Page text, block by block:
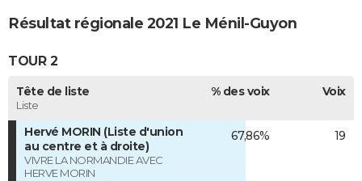
Résultat régionale 2021 Le Ménil-Guyon
TOUR 2
Tête de liste
Liste
% des voix Voix
Hervé MORIN (Liste d'union
au centre et à droite)
VIVRE LA NORMANDIE AVEC
HERVE MORIN
67,86% 19